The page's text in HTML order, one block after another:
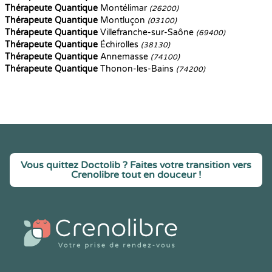
Thérapeute Quantique Montélimar (26200)
Thérapeute Quantique Montluçon (03100)
Thérapeute Quantique Villefranche-sur-Saône (69400)
Thérapeute Quantique Échirolles (38130)
Thérapeute Quantique Annemasse (74100)
Thérapeute Quantique Thonon-les-Bains (74200)
Vous quittez Doctolib ? Faites votre transition vers
Crenolibre tout en douceur !